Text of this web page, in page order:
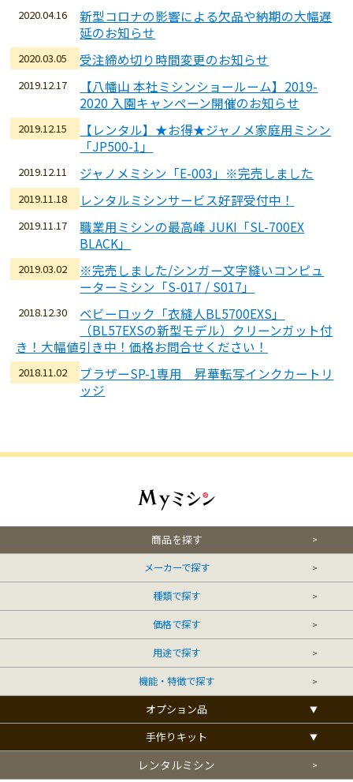
2020.04.16
新型コロナの影響による欠品や納期の大幅遅
延のお知らせ
2020.03.05 受注締め切り時間変更のお知らせ
2019.12.17
【八幡山 本社ミシンショールーム】2019-
2020 入園キャンペーン開催のお知らせ
2019.12.15
【レンタル】★お得★ジャノメ家庭用ミシン
「JP500-1」
2019.12.11 ジャノメミシン「E-003」※完売しました
2019.11.18 レンタルミシンサービス好評受付中！
2019.11.17
職業用ミシンの最高峰 JUKI「SL-700EX
BLACK」
2019.03.02
※完売しました/シンガー文字縫いコンピュ
ーターミシン「S-017 / S017」
2018.12.30
ベビーロック「衣縫人BL5700EXS」
（BL57EXSの新型モデル）クリーンガット付
き！大幅値引き中！価格お問合せください！
2018.11.02
ブラザーSP-1専用 昇華転写インクカートリ
ッジ
商品を探す
メーカーで探す
種類で探す
価格で探す
用途で探す
機能・特徴で探す
オプション品
手作りキット
レンタルミシン